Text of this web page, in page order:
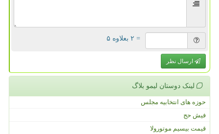
= ۲ بعلاوه ۵
ارسال نظر
لینک دوستان لیمو بلاگ
حوزه های انتخابیه مجلس
فیش حج
قیمت بیسیم موتورولا